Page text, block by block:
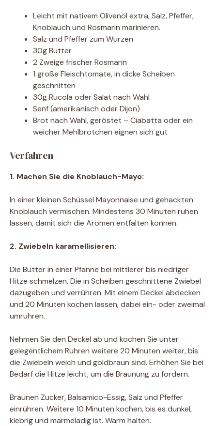
Leicht mit nativem Olivenöl extra, Salz, Pfeffer,
Knoblauch und Rosmarin marinieren.
Salz und Pfeffer zum Würzen
30g Butter
2 Zweige frischer Rosmarin
1 große Fleischtomate, in dicke Scheiben
geschnitten
30g Rucola oder Salat nach Wahl
Senf (amerikanisch oder Dijon)
Brot nach Wahl, geröstet – Ciabatta oder ein
weicher Mehlbrötchen eignen sich gut
Verfahren
1. Machen Sie die Knoblauch-Mayo:
In einer kleinen Schüssel Mayonnaise und gehackten
Knoblauch vermischen. Mindestens 30 Minuten ruhen
lassen, damit sich die Aromen entfalten können.
2. Zwiebeln karamellisieren:
Die Butter in einer Pfanne bei mittlerer bis niedriger
Hitze schmelzen. Die in Scheiben geschnittene Zwiebel
dazugeben und verrühren. Mit einem Deckel abdecken
und 20 Minuten kochen lassen, dabei ein- oder zweimal
umrühren.
Nehmen Sie den Deckel ab und kochen Sie unter
gelegentlichem Rühren weitere 20 Minuten weiter, bis
die Zwiebeln weich und goldbraun sind. Erhöhen Sie bei
Bedarf die Hitze leicht, um die Bräunung zu fördern.
Braunen Zucker, Balsamico-Essig, Salz und Pfeffer
einrühren. Weitere 10 Minuten kochen, bis es dunkel,
klebrig und marmeladig ist. Warm halten.